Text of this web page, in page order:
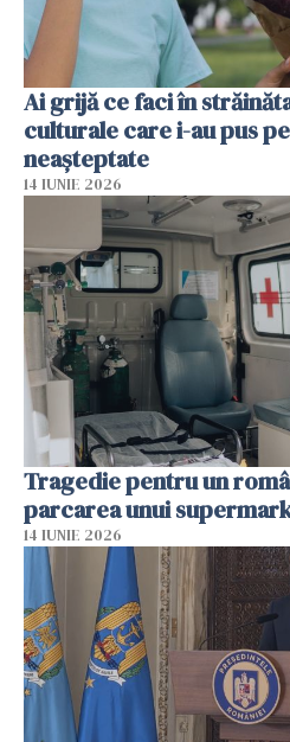
Ai grijă ce faci în
culturale care i-au pus
neașteptate
14 IUNIE 2026
Tragedie pentru un
parcarea unui
14 IUNIE 2026